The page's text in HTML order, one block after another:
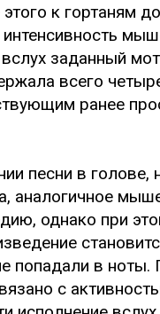
к гортаням
заданный
всего
ранее
песни в
аналогичное
однако при
попадали в ноты.
с